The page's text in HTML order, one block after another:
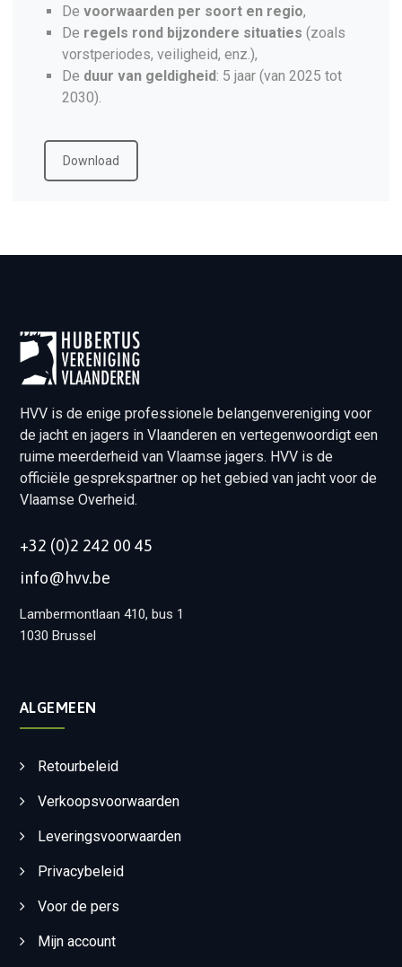
Devoorwaarden per soort en regio,
De regels rond bijzondere situaties (zoals
vorstperiodes, veiligheid, enz.),
De duur van geldigheid: 5 jaar (van 2025 tot
2030).
Download
HVV is de enige professionele belangenvereniging voor
de jacht en jagers in Vlaanderen en vertegenwoordigt een
ruime meerderheid van Vlaamse jagers. HVV is de
officiële gesprekspartner op het gebied van jacht voor de
Vlaamse Overheid.
+32 (0)2 242 00 45
info@hvv.be
Lambermontlaan 410, bus 1
1030 Brussel
ALGEMEEN
Retourbeleid
Verkoopsvoorwaarden
Leveringsvoorwaarden
Privacybeleid
Voor de pers
Mijn account